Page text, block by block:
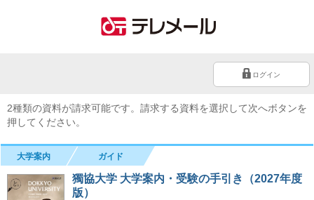
ログイン
2種類の資料が請求可能です。請求する資料を選択して次へボタンを
押してください。
大学案内 ガイド
獨協大学 大学案内・受験の手引き（2027年度
版）